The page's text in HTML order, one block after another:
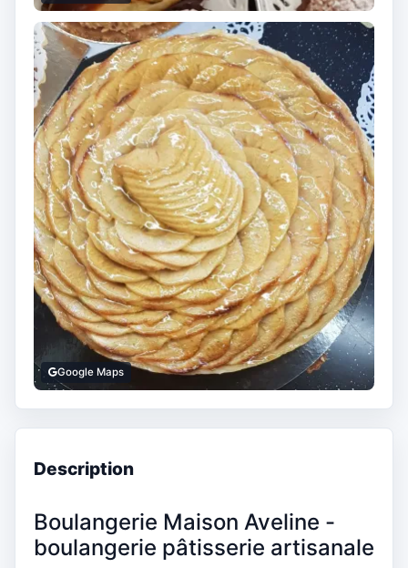
Google Maps
Description
Boulangerie Maison Aveline -
boulangerie pâtisserie artisanale